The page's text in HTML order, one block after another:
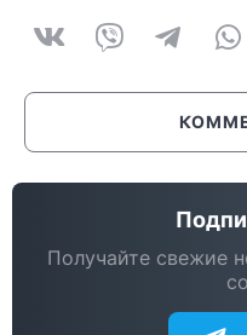
Получайте свежие